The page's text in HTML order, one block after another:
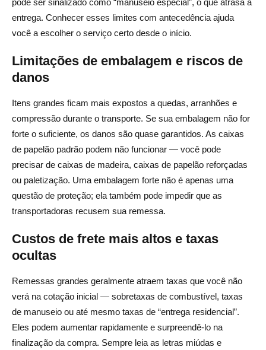
pode ser sinalizado como “manuseio especial”, o que atrasa a
entrega. Conhecer esses limites com antecedência ajuda
você a escolher o serviço certo desde o início.
Limitações de embalagem e riscos de
danos
Itens grandes ficam mais expostos a quedas, arranhões e
compressão durante o transporte. Se sua embalagem não for
forte o suficiente, os danos são quase garantidos. As caixas
de papelão padrão podem não funcionar — você pode
precisar de caixas de madeira, caixas de papelão reforçadas
ou paletização. Uma embalagem forte não é apenas uma
questão de proteção; ela também pode impedir que as
transportadoras recusem sua remessa.
Custos de frete mais altos e taxas
ocultas
Remessas grandes geralmente atraem taxas que você não
verá na cotação inicial — sobretaxas de combustível, taxas
de manuseio ou até mesmo taxas de “entrega residencial”.
Eles podem aumentar rapidamente e surpreendê-lo na
finalização da compra. Sempre leia as letras miúdas e